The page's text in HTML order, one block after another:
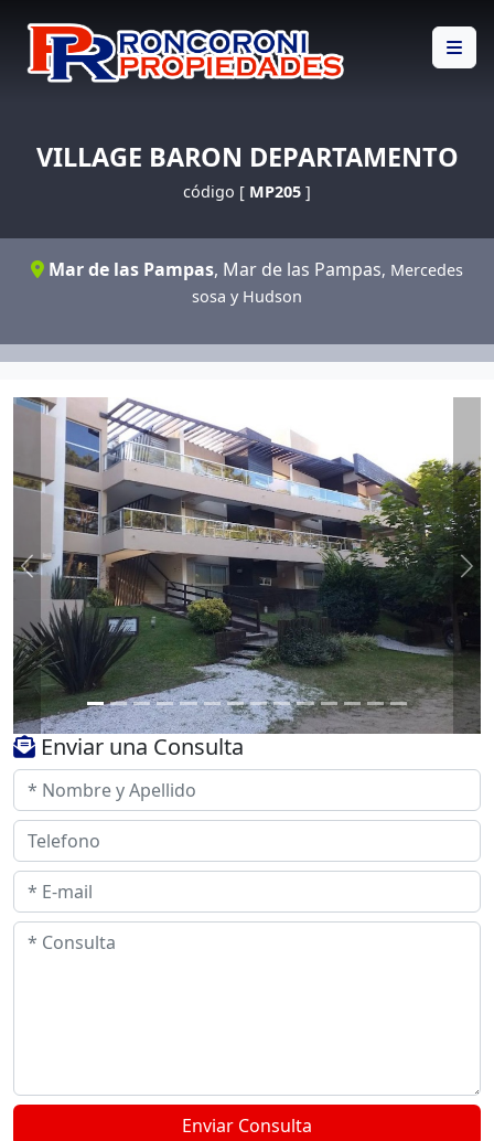
VILLAGE BARON DEPARTAMENTO
código [ MP205 ]
Mar de las Pampas, Mar de las Pampas, Mercedes
sosa y Hudson
Previous
Enviar una Consulta